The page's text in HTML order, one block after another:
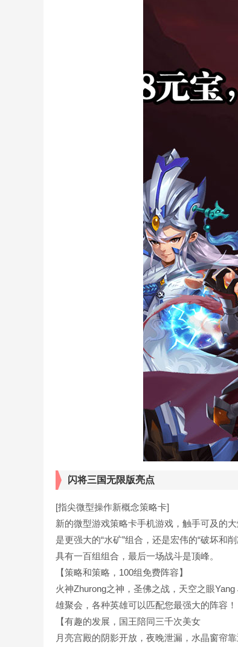
闪将三国无限版亮点
[指尖微型操作新概念策略卡]
新的微型游戏策略卡手机游戏，触手可及的
是更强大的“水矿”组合，还是宏伟的“破坏和
具有一百组组合，最后一场战斗是顶峰。
【策略和策略，100组免费阵容】
火神Zhurong之神，圣佛之战，天空之眼
雄聚会，各种英雄可以匹配您最强大的阵容！
【有趣的发展，国王陪同三千次美女
月亮宫殿的阴影开放，夜晚泄漏，水晶窗帘